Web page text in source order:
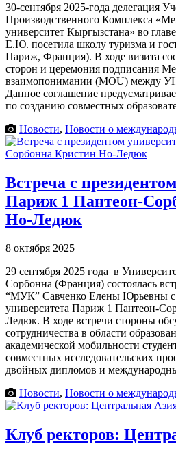
30-сентября 2025-года делегация
Производственного Комплекса
университет Кыргызстана» во
Е.Ю. посетила школу туризма и
Париж, Франция). В ходе визита
сторон и церемония подписания
взаимопонимании (MOU) между
Данное соглашение
по созданию совместных
Новости, Новости о
Встреча с
Париж 1 Пантеон-
Но-Ледюк
8 октября 2025
29 сентября 2025 года в
Сорбонна (Франция) состоялась
“МУК” Савченко Елены Юрьевны с
университета Париж 1 Пантеон-
Ледюк. В ходе встречи стороны
сотрудничества в области
академической мобильности
совместных исследовательских
двойных дипломов и
Новости, Новости о
Клуб ректоров: